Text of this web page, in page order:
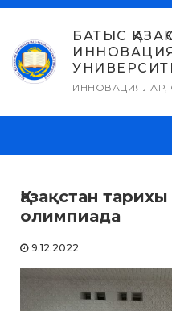
Skip
content
БАТЫС
ИННОВАЦИЯЛАР,
Қазақстан
олимпиада
9.12.2022